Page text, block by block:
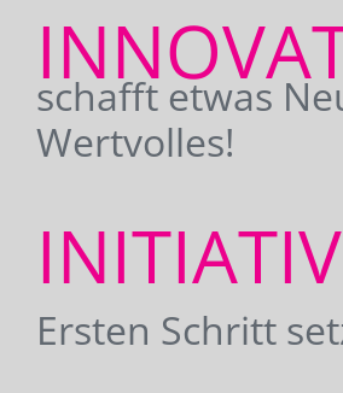
schafft etwas
Wertvolles!
INITIATIV
Ersten Schritt